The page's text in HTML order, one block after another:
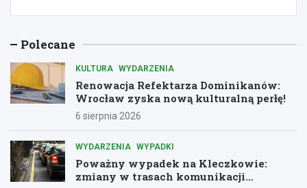
Polecane
KULTURA WYDARZENIA
Renowacja Refektarza Dominikanów:
Wrocław zyska nową kulturalną perłę!
6 sierpnia 2026
WYDARZENIA WYPADKI
Poważny wypadek na Kleczkowie:
zmiany w trasach komunikacji